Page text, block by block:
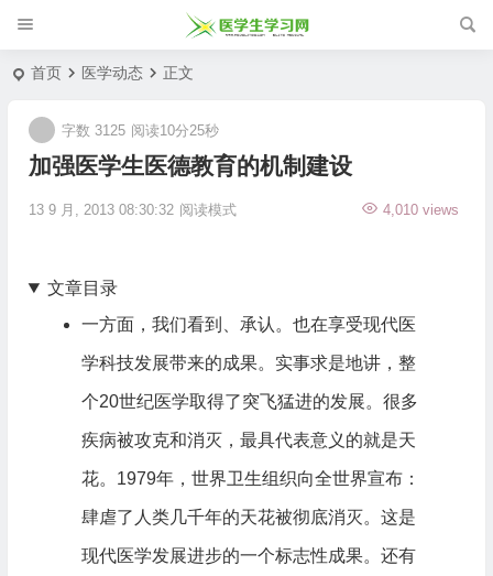
首页 医学动态 正文
加强医学生医德教育的机制建设
13 9 月, 2013 08:30:32 4,010 views
字数 3125 阅读10分25秒
阅读模式
文章目录
一方面，我们看到、承认。也在享受现代医
学科技发展带来的成果。实事求是地讲，整
个20世纪医学取得了突飞猛进的发展。很多
疾病被攻克和消灭，最具代表意义的就是天
花。1979年，世界卫生组织向全世界宣布：
肆虐了人类几千年的天花被彻底消灭。这是
现代医学发展进步的一个标志性成果。还有